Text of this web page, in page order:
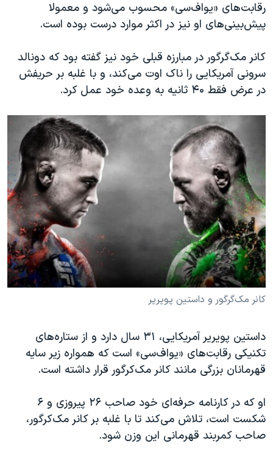
رقابت‌های «یو‌اف‌سی» محسوب می‌شود و معمولا
پیش‌بینی‌های او نیز در اکثر موارد درست بوده است.
کانر مک‌گرگور در مبارزه قبلی خود نیز گفته بود که دونالد
سرونی آمریکایی را ناک اوت می‌کند، ‌و با غلبه بر حریفش
در عرض فقط ۴۰ ثانیه به وعده خود عمل کرد.
کانر مک‌گرگور و داستین پویریر
داستین پویریر آمریکایی، ۳۱ سال دارد و از ستاره‌های
تکنیکی‌ رقابت‌های «یو‌اف‌سی» است که همواره زیر سایه
قهرمانان بزرگی مانند کانر مک‌کرگور قرار داشته است.
او که در کارنامه حرفه‌ای خود صاحب ۲۶ پیروزی و ۶
شکست است، تلاش می‌کند تا با غلبه بر کانر مک‌کرگور،
صاحب کمربند قهرمانی این وزن شود.